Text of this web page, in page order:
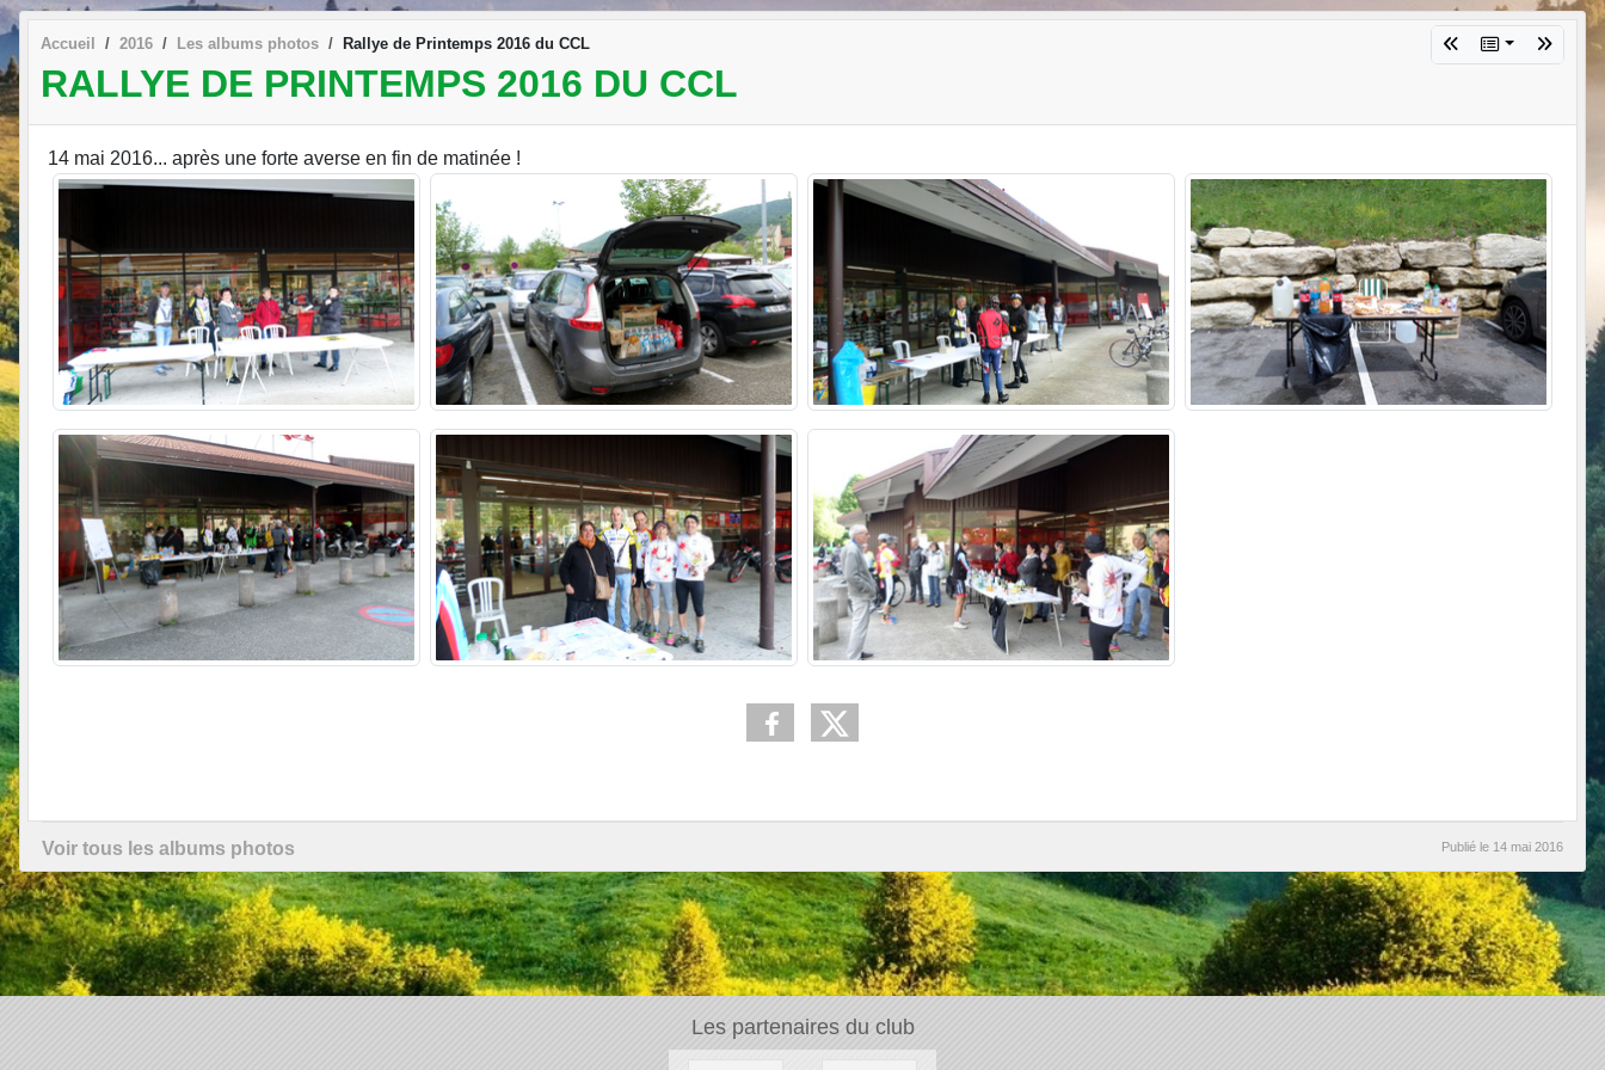
Accueil 2016 Les albums photos Rallye de Printemps 2016 du CCL
RALLYE DE PRINTEMPS 2016 DU CCL
14 mai 2016... après une forte averse en fin de matinée !
Voir tous les albums photos Publié le 14 mai 2016
Les partenaires du club